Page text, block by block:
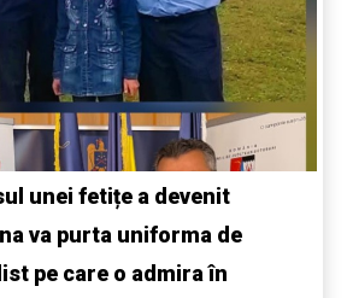
unei fetițe a devenit
va purta uniforma de
pe care o admira în